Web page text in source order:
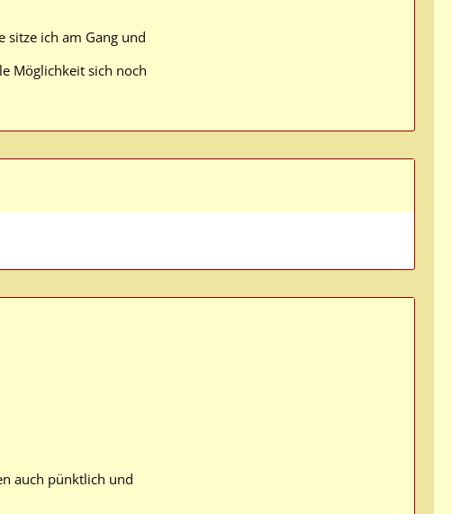
sitze ich am Gang und
Möglichkeit sich noch
auch pünktlich und